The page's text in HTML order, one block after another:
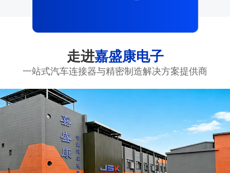
走进嘉盛康电子
一站式汽车连接器与精密制造解决方案提供商